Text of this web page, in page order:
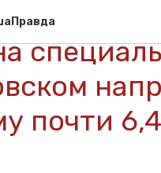
почти